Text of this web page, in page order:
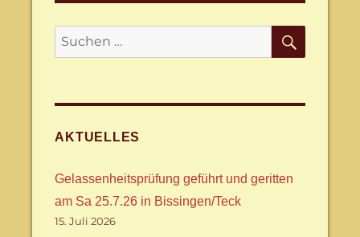
Suche
nach:
AKTUELLES
Gelassenheitsprüfung geführt und geritten
am Sa 25.7.26 in Bissingen/Teck
15. Juli 2026